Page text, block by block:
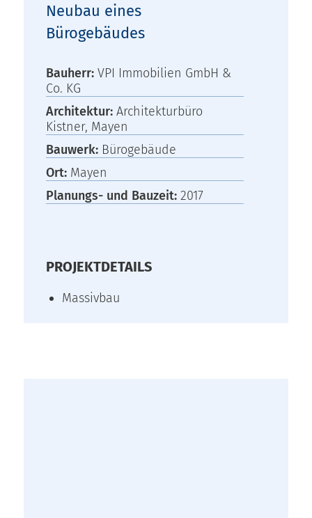
Neubau eines
Bürogebäudes
Bauherr:VPI Immobilien GmbH &
Co. KG
Architektur:Architekturbüro
Kistner, Mayen
Bauwerk: Bürogebäude
Ort: Mayen
Planungs- und Bauzeit:2017
PROJEKTDETAILS
Massivbau